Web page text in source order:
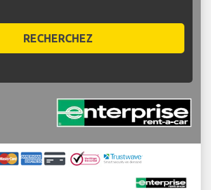
RECHERCHEZ